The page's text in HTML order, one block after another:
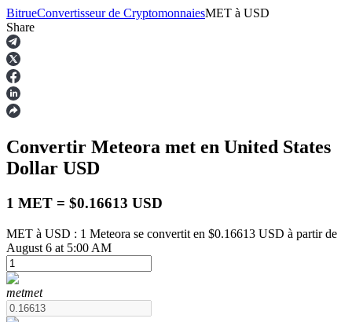
Contrats à terme
Futures USDT
BitrueConvertisseur de CryptomonnaiesMET à USD
Share
Convertir Meteora met en United States
Dollar USD
1 MET = $0.16613 USD
MET à USD : 1 Meteora se convertit en $0.16613 USD à partir de
August 6 at 5:00 AM
metmet